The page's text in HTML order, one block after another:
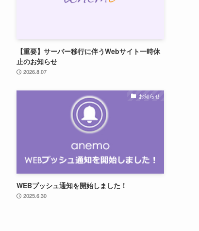
【重要】サーバー移行に伴うWebサイト一時休
止のお知らせ
2026.8.07
お知らせ
WEBプッシュ通知を開始しました！
2025.6.30